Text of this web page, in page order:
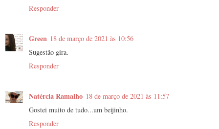
Responder
Green 18 de março de 2021 às 10:56
Sugestão gira.
Responder
Natércia Ramalho 18 de março de 2021 às 11:57
Gostei muito de tudo...um beijinho.
Responder